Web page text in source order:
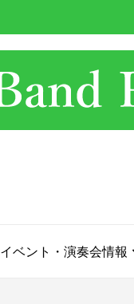
イベント・演奏会情報